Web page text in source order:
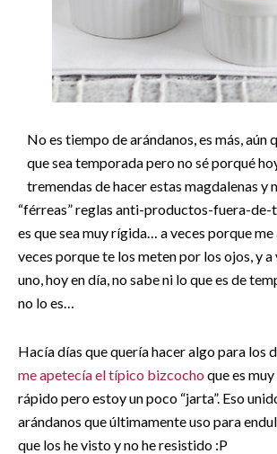
No es tiempo de arándanos, es más, aún
que sea temporada pero no sé porqué
tremendas de hacer estas magdalenas y
“férreas” reglas anti-productos-fuera-
es que sea muy rígida… a veces porque
veces porque te los meten por los ojos, y
uno, hoy en día, no sabe ni lo que es de
no lo es…
Hacía días que quería hacer algo para los
meapetecíaeltípico bizcocho que es
rápido pero estoy un poco “jarta”. Eso
arándanos que últimamente uso para
que los he visto y no he resistido :P